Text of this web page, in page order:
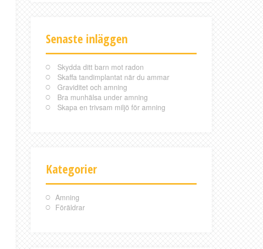
Senaste inläggen
Skydda ditt barn mot radon
Skaffa tandimplantat när du ammar
Graviditet och amning
Bra munhälsa under amning
Skapa en trivsam miljö för amning
Kategorier
Amning
Föräldrar